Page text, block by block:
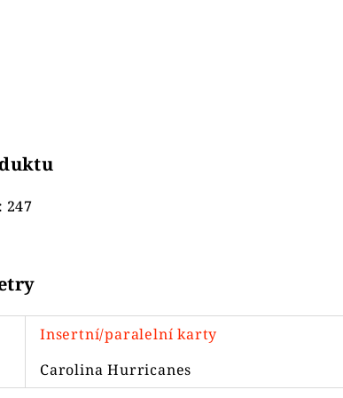
247
Insertní/paralelní karty
Carolina Hurricanes